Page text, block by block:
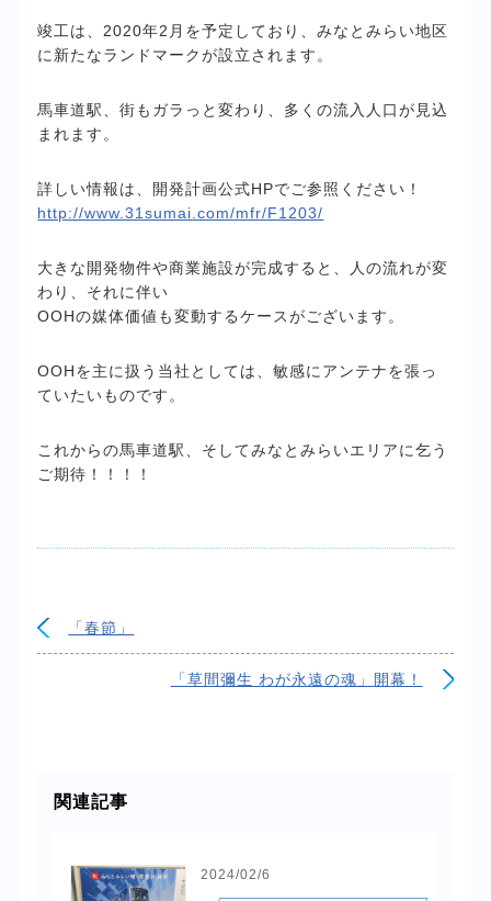
竣工は、2020年2月を予定しており、みなとみらい地区
に新たなランドマークが設立されます。
馬車道駅、街もガラっと変わり、多くの流入人口が見込
まれます。
詳しい情報は、開発計画公式HPでご参照ください！
http://www.31sumai.com/mfr/F1203/
大きな開発物件や商業施設が完成すると、人の流れが変
わり、それに伴い
OOHの媒体価値も変動するケースがございます。
OOHを主に扱う当社としては、敏感にアンテナを張っ
ていたいものです。
これからの馬車道駅、そしてみなとみらいエリアに乞う
ご期待！！！！
「春節」
「草間彌生 わが永遠の魂」開幕！
関連記事
2024/02/6